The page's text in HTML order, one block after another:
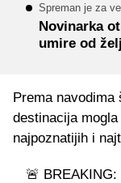
Spreman je za
Novinarka
umire od
Prema navodima
destinacija
najpoznatijih i
🚨